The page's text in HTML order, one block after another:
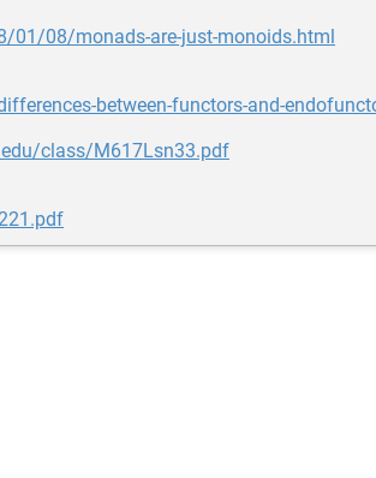
01/08/monads-are-just-monoids.html
between-functors-and-
class/M617Lsn33.pdf